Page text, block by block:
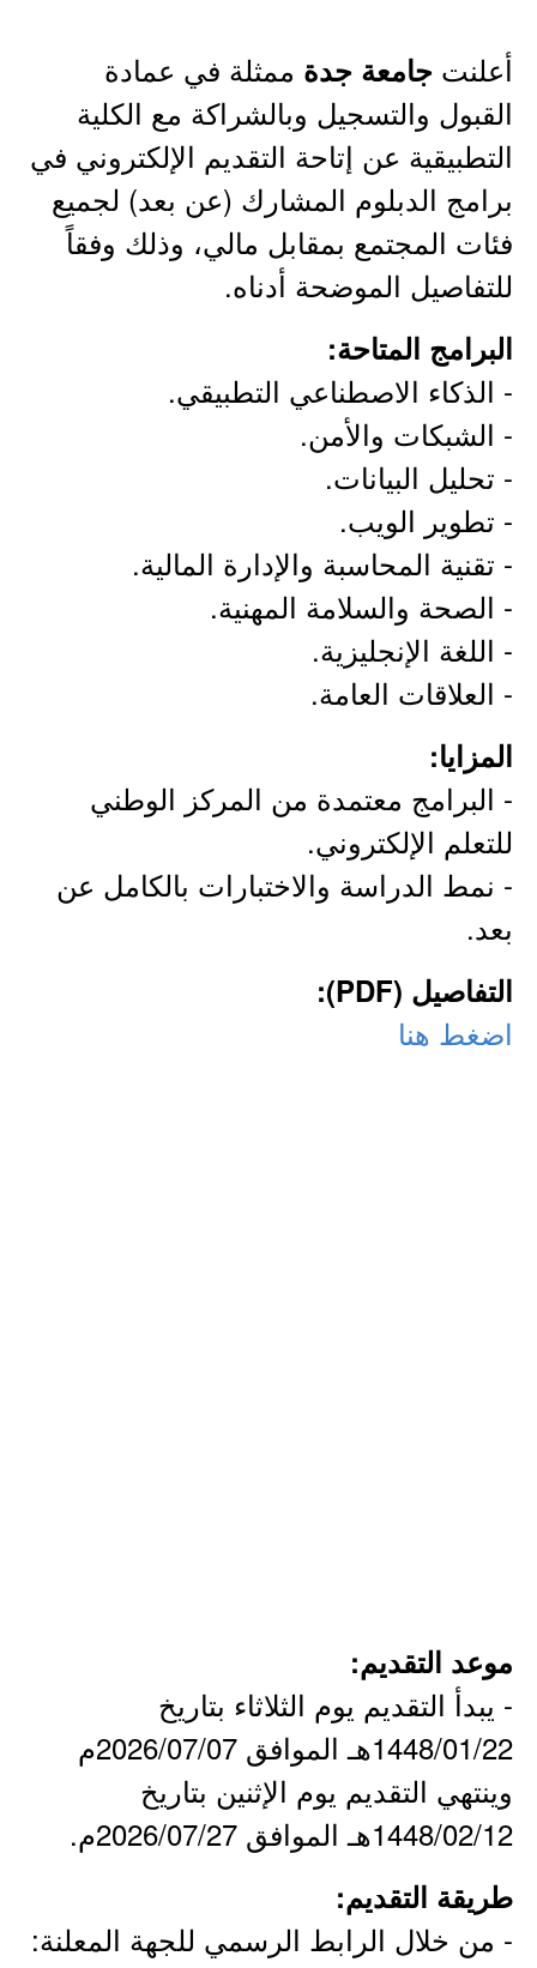
أعلنت جامعة جدة ممثلة في عمادة
القبول والتسجيل وبالشراكة مع الكلية
التطبيقية عن إتاحة التقديم الإلكتروني في
برامج الدبلوم المشارك (عن بعد) لجميع
فئات المجتمع بمقابل مالي، وذلك وفقاً
للتفاصيل الموضحة أدناه.
البرامج المتاحة:
- الذكاء الاصطناعي التطبيقي.
- الشبكات والأمن.
- تحليل البيانات.
- تطوير الويب.
- تقنية المحاسبة والإدارة المالية.
- الصحة والسلامة المهنية.
- اللغة الإنجليزية.
- العلاقات العامة.
المزايا:
- البرامج معتمدة من المركز الوطني
للتعلم الإلكتروني.
- نمط الدراسة والاختبارات بالكامل عن
بعد.
التفاصيل (PDF):
اضغط هنا
موعد التقديم:
- يبدأ التقديم يوم الثلاثاء بتاريخ
1448/01/22هـ الموافق 2026/07/07م
وينتهي التقديم يوم الإثنين بتاريخ
1448/02/12هـ الموافق 2026/07/27م.
طريقة التقديم:
- من خلال الرابط الرسمي للجهة المعلنة: